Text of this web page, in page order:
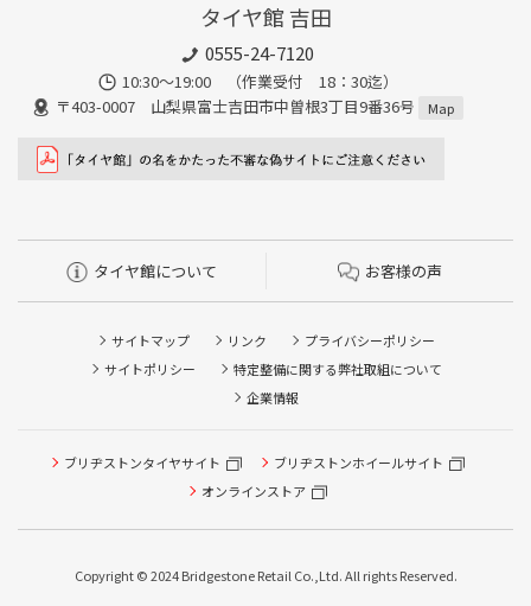
タイヤ館 吉田
0555-24-7120
10:30～19:00 （作業受付 18：30迄）
〒403-0007 山梨県富士吉田市中曽根3丁目9番36号
Map
タイヤ館について お客様の声
サイトマップ リンク
プライバシーポリシー
サイトポリシー
特定整備に関する弊社取組について
企業情報
ブリヂストンタイヤサイト
ブリヂストンホイールサイト
オンラインストア
Copyright © 2024 Bridgestone Retail Co.,Ltd. All rights Reserved.
タイヤ点検・安全点検/タイヤ履き替え/オイル交換/その他
ピット作業の予約
本日のタイヤ履き替え順番待ち予約 ※クローク契約会員の